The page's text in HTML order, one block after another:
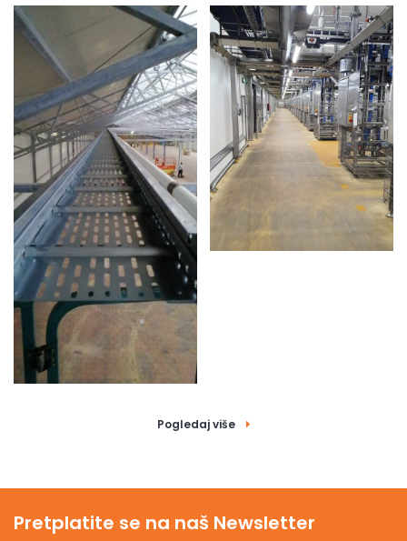
Pogledaj više
Pretplatite se na naš Newsletter